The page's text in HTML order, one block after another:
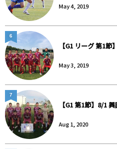
May 4, 2019
【G1 リーグ 第1
May 3, 2019
6
【G1 第1節】8/1
Aug 1, 2020
7